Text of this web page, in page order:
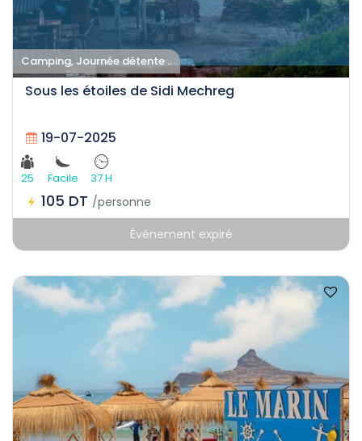
Camping, Journée détente ..
Sous les étoiles de Sidi Mechreg
19-07-2025
25 Facile 37 H
105 DT /personne
Événement expiré